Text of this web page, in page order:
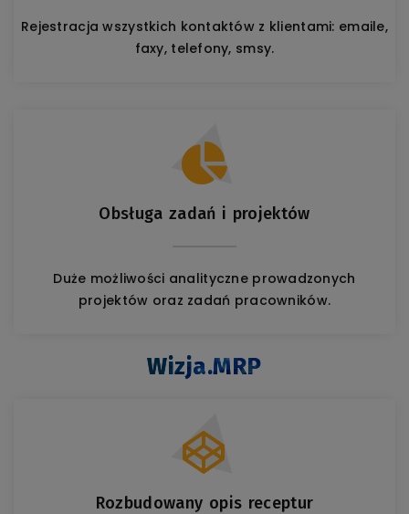
Rejestracja wszystkich kontaktów z klientami: emaile,
faxy, telefony, smsy.
Obsługa zadań i projektów
Duże możliwości analityczne prowadzonych
projektów oraz zadań pracowników.
Wizja.MRP
Rozbudowany opis receptur